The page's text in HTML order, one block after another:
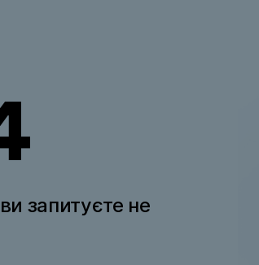
запитуєте не